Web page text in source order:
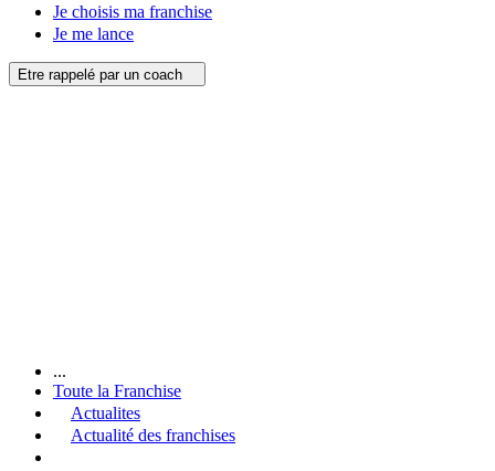
Je choisis ma franchise
Je me lance
Etre rappelé par un coach
...
Toute la Franchise
Actualites
Actualité des franchises